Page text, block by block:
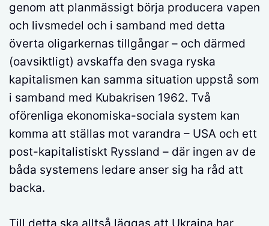
genom att planmässigt börja producera vapen
och livsmedel och i samband med detta
överta oligarkernas tillgångar – och därmed
(oavsiktligt) avskaffa den svaga ryska
kapitalismen kan samma situation uppstå som
i samband med Kubakrisen 1962. Två
oförenliga ekonomiska-sociala system kan
komma att ställas mot varandra – USA och ett
post-kapitalistiskt Ryssland – där ingen av de
båda systemens ledare anser sig ha råd att
backa.